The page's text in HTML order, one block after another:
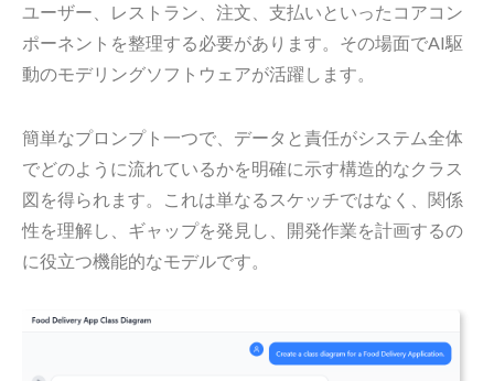
ユーザー、レストラン、注文、支払いといったコアコン
ポーネントを整理する必要があります。その場面でAI駆
動のモデリングソフトウェアが活躍します。
簡単なプロンプト一つで、データと責任がシステム全体
でどのように流れているかを明確に示す構造的なクラス
図を得られます。これは単なるスケッチではなく、関係
性を理解し、ギャップを発見し、開発作業を計画するの
に役立つ機能的なモデルです。